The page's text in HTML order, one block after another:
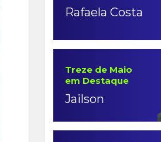
Rafaela Costa
Treze de Maio
em Destaque
Jailson